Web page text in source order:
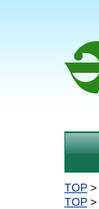
TOP >
TOP >